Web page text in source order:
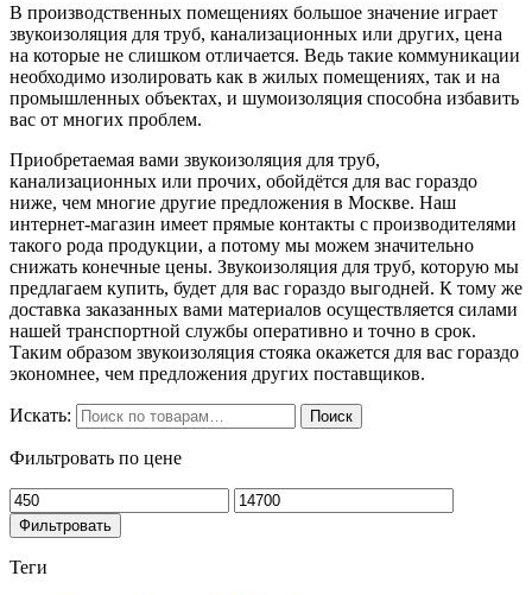
В производственных помещениях большое значение играет
звукоизоляция для труб, канализационных или других, цена
на которые не слишком отличается. Ведь такие коммуникации
необходимо изолировать как в жилых помещениях, так и на
промышленных объектах, и шумоизоляция способна избавить
вас от многих проблем.
Приобретаемая вами звукоизоляция для труб,
канализационных или прочих, обойдётся для вас гораздо
ниже, чем многие другие предложения в Москве. Наш
интернет-магазин имеет прямые контакты с производителями
такого рода продукции, а потому мы можем значительно
снижать конечные цены. Звукоизоляция для труб, которую мы
предлагаем купить, будет для вас гораздо выгодней. К тому же
доставка заказанных вами материалов осуществляется силами
нашей транспортной службы оперативно и точно в срок.
Таким образом звукоизоляция стояка окажется для вас гораздо
экономнее, чем предложения других поставщиков.
Искать: Поиск
Фильтровать по цене
Фильтровать
Теги